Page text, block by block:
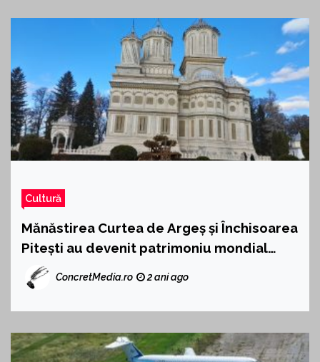
Cultură
Mănăstirea Curtea de Argeș și Închisoarea
Pitești au devenit patrimoniu mondial
UNESCO
ConcretMedia.ro 2 ani ago